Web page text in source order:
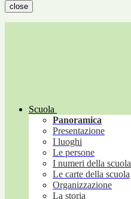
close
Scuola
Panoramica
Presentazione
I luoghi
Le persone
I numeri della scuola
Le carte della scuola
Organizzazione
La storia